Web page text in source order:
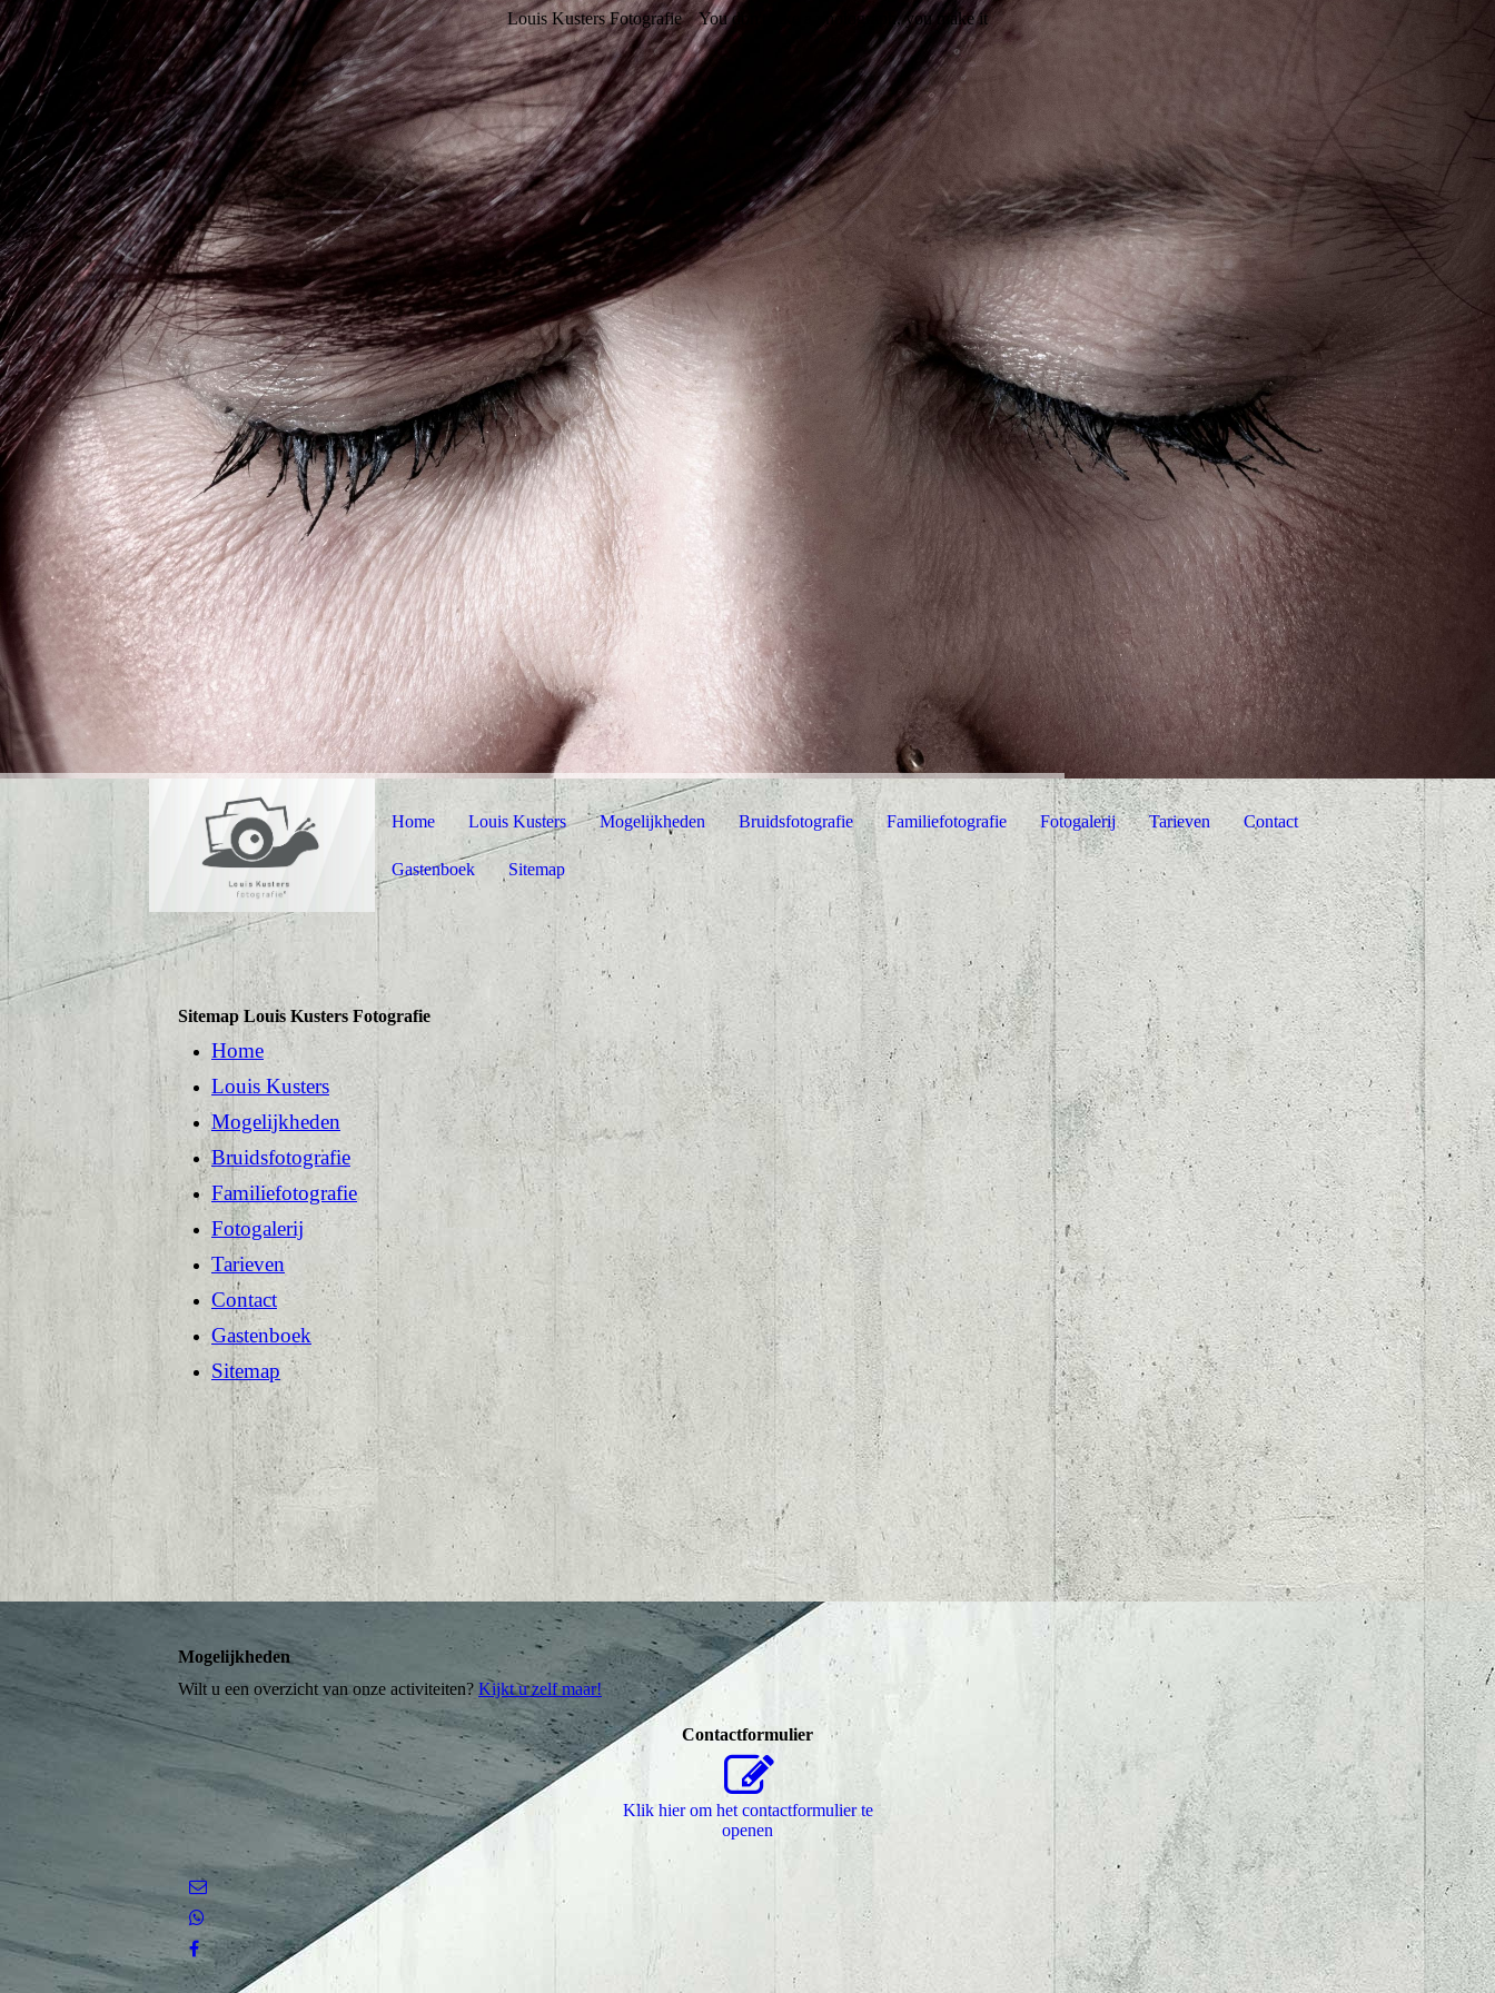
Louis Kusters Fotografie You don't take a photograph, you make it
Home Louis Kusters Mogelijkheden Bruidsfotografie Familiefotografie Fotogalerij Tarieven Contact
Gastenboek Sitemap
Sitemap Louis Kusters Fotografie
Home
Louis Kusters
Mogelijkheden
Bruidsfotografie
Familiefotografie
Fotogalerij
Tarieven
Contact
Gastenboek
Sitemap
Mogelijkheden
Wilt u een overzicht van onze activiteiten? Kijkt u zelf maar!
Contactformulier
Klik hier om het contactformulier te
openen